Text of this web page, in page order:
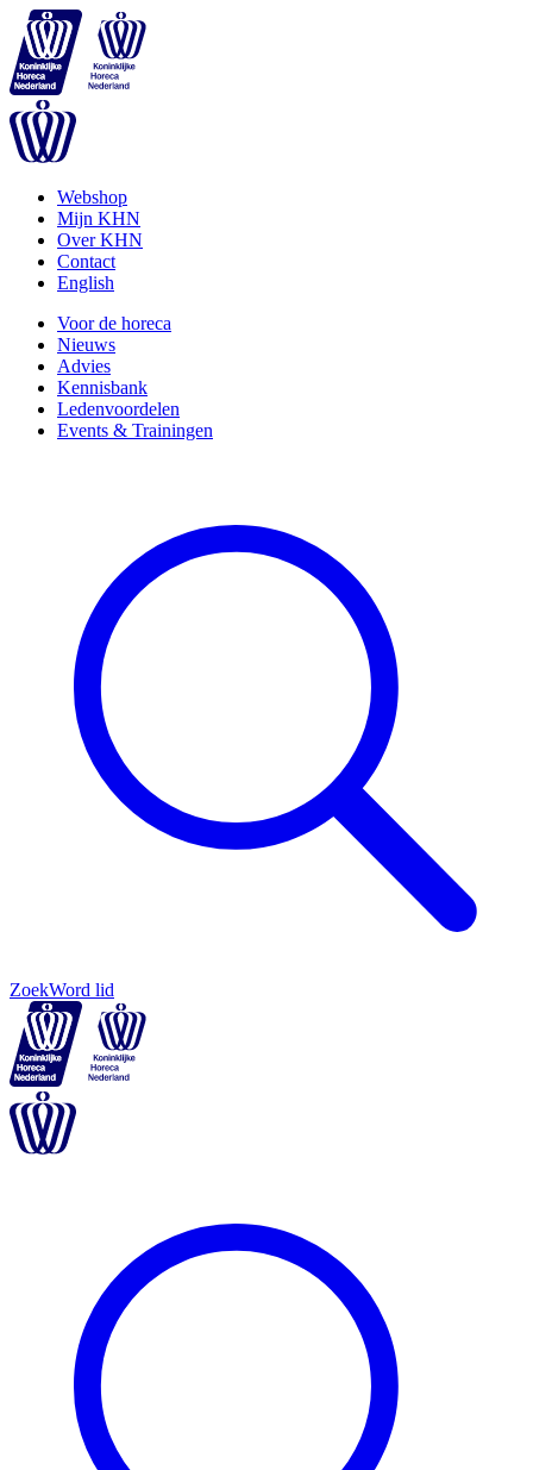
Webshop
Mijn KHN
Over KHN
Contact
English
Voor de horeca
Nieuws
Advies
Kennisbank
Ledenvoordelen
Events & Trainingen
ZoekWord lid